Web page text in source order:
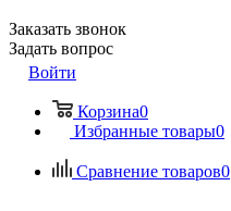
Заказать звонок
Задать вопрос
Войти
Корзина0
Избранные товары0
Сравнение товаров0